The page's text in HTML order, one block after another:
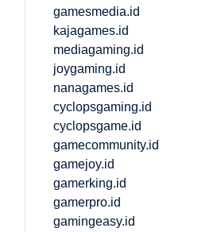
gamesmedia.id
kajagames.id
mediagaming.id
joygaming.id
nanagames.id
cyclopsgaming.id
cyclopsgame.id
gamecommunity.id
gamejoy.id
gamerking.id
gamerpro.id
gamingeasy.id